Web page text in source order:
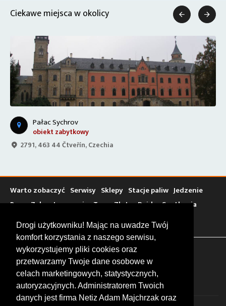
Drogi użytkowniku! Mając na uwadze Twój
komfort korzystania z naszego serwisu,
wykorzystujemy pliki cookies oraz
przetwarzamy Twoje dane osobowe w
celach marketingowych, statystycznych,
autoryzacyjnych. Administratorem Twoich
danych jest firma Netiz Adam Majchrzak oraz
Ciekawe miejsca w okolicy
Pałac Sychrov
obiekt zabytkowy
2791, 463 44 Čtveřín, Czechia
 
Warto zobaczyć Serwisy Sklepy Stacje paliw Jedzenie
Bary Zakwaterowanie Tory Zloty Rajdy Spotkania
Targi
Giełdy Szkolenia
FOLLOW US